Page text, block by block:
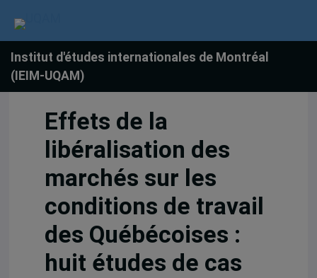
Institut d'études internationales de Montréal
(IEIM-UQAM)
Effets de la
libéralisation des
marchés sur les
conditions de travail
des Québécoises :
huit études de cas